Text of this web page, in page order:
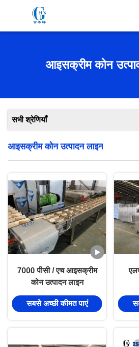
आइसक्रीम कोन
सभी श्रेणियाँ
आइसक्रीम कोन उत्पादन लाइन
7000 पीसी / एच आइसक्रीम
कोन उत्पादन लाइन
सबसे अच्छी कीमत पाएं